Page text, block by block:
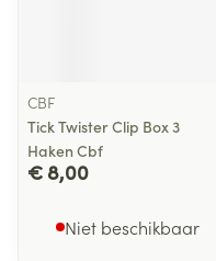
CBF
Tick Twister Clip Box 3
Haken Cbf
€ 8,00
Niet beschikbaar